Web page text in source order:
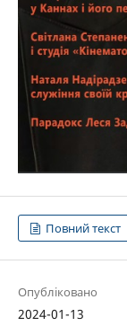
Повний текст
Опубліковано
2024-01-13